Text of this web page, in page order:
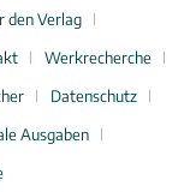
den Verlag
Werkrecherche
Datenschutz
Ausgaben